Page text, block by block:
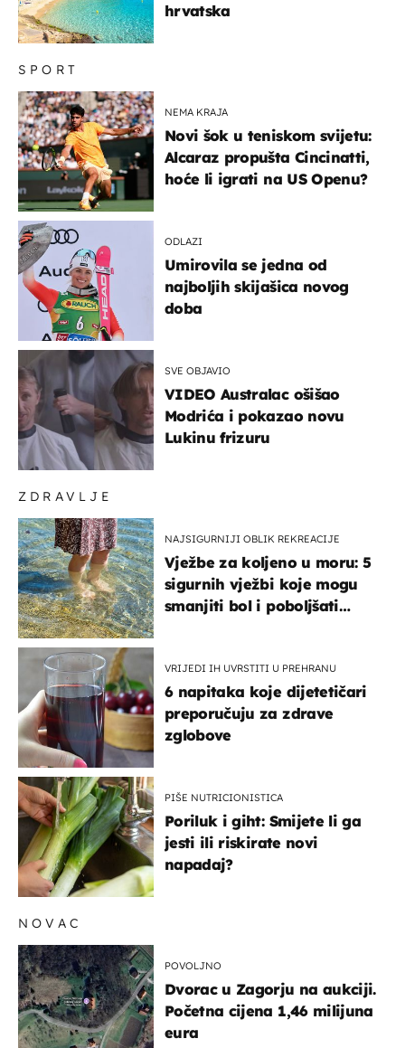
ZDRAVLJE
NAJSIGURNIJI OBLIK REKREACIJE
Vježbe za koljeno u moru: 5
sigurnih vježbi koje mogu
smanjiti bol i poboljšati
VRIJEDI IH UVRSTITI U PREHRANU
6 napitaka koje dijetetičari
preporučuju za zdrave
zglobove
PIŠE NUTRICIONISTICA
Poriluk i giht: Smijete li ga
jesti ili riskirate novi
napadaj?
SPORT
NEMA KRAJA
Novi šok u teniskom svijetu:
Alcaraz propušta Cincinatti,
hoće li igrati na US Openu?
ODLAZI
Umirovila se jedna od
najboljih skijašica novog
doba
SVE OBJAVIO
VIDEO Australac ošišao
Modrića i pokazao novu
Lukinu frizuru
hrvatska
NOVAC
POVOLJNO
Dvorac u Zagorju na aukciji.
Početna cijena 1,46 milijuna
eura